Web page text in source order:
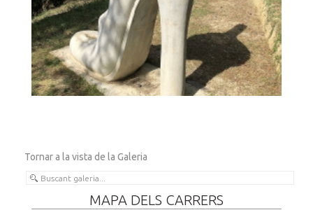
Tornar a la vista de la Galeria
MAPA DELS CARRERS